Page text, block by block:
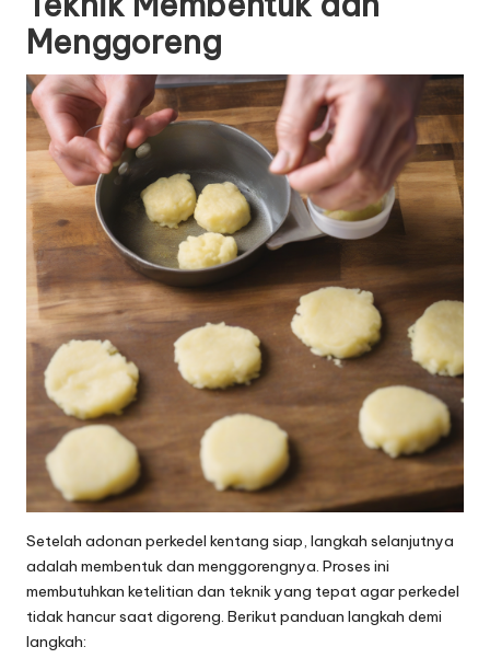
Menggoreng
Setelah adonan perkedel kentang siap, langkah selanjutnya
adalah membentuk dan menggorengnya. Proses ini
membutuhkan ketelitian dan teknik yang tepat agar perkedel
tidak hancur saat digoreng. Berikut panduan langkah demi
langkah: